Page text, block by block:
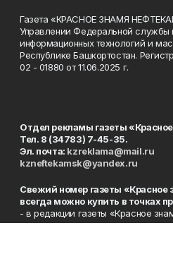
Газета «КРАСНОЕ ЗНАМЯ
Управлении Федеральной службы
информационных технологий и
Республике Башкортостан.
02 - 01880 от 11.06.2025 г.
Отдел рекламы газеты
Тел. 8 (34783) 7-45-35.
Эл. почта: kzreklama@mail.ru
kzneftekamsk@yandex.ru
Свежий номер газеты «Красное
всегда можно купить в точках
- в редакции газеты «Красное
адресам: